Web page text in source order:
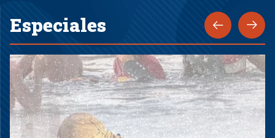
Especiales